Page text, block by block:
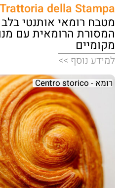
Trattoria della Stampa
מטבח רומאי אותנטי
המסורת הרומאית עם
מקומיים
למידע נוסף >>
רומא - Centro storico